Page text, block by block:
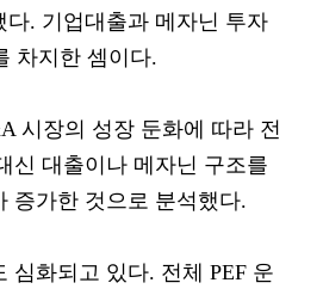
다. 기업대출과 메자닌 투자
차지한 셈이다.
시장의 성장 둔화에 따라 전
신 대출이나 메자닌 구조를
증가한 것으로 분석했다.
심화되고 있다. 전체 PEF 운